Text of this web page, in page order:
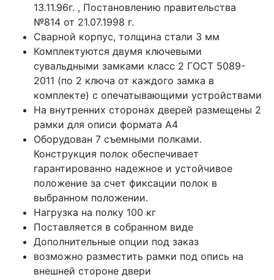
13.11.96г. , Постановлению правительства
№814 от 21.07.1998 г.
Сварной корпус, толщина стали 3 мм
Комплектуются двумя ключевыми
сувальдными замками класс 2 ГОСТ 5089-
2011 (по 2 ключа от каждого замка в
комплекте) с опечатывающими устройствами
На внутренних сторонах дверей размещены 2
рамки для описи формата А4
Оборудован 7 съемными полками.
Конструкция полок обеспечивает
гарантированно надежное и устойчивое
положение за счет фиксации полок в
выбранном положении.
Нагрузка на полку 100 кг
Поставляется в собранном виде
Дополнительные опции под заказ
возможно разместить рамки под опись на
внешней стороне двери